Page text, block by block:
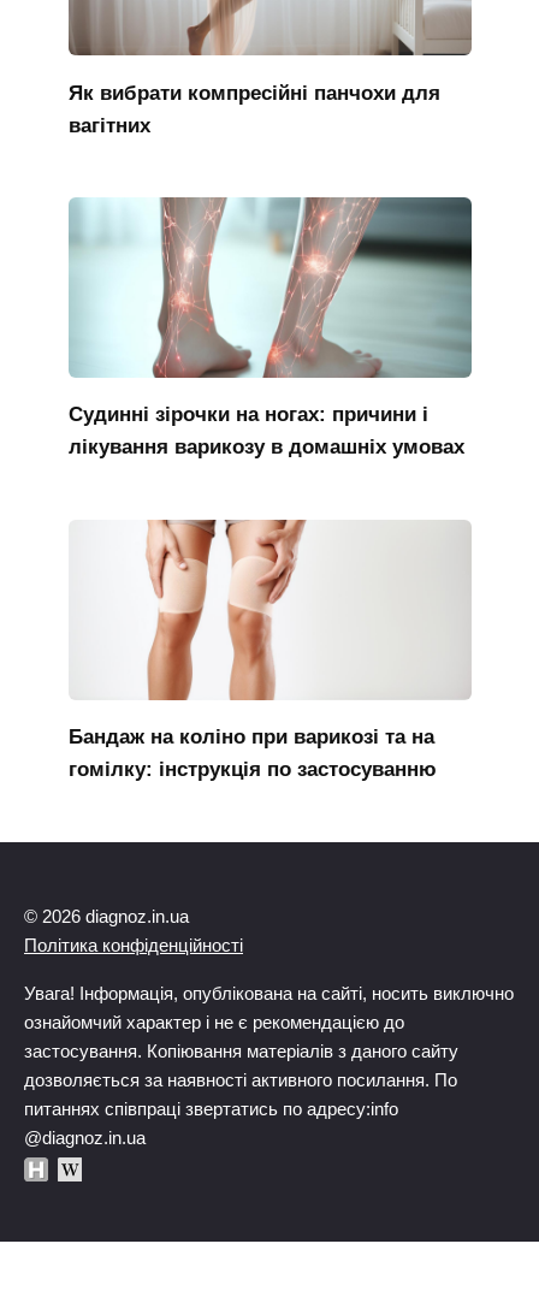
Як вибрати компресійні панчохи для
вагітних
Судинні зірочки на ногах: причини і
лікування варикозу в домашніх умовах
Бандаж на коліно при варикозі та на
гомілку: інструкція по застосуванню
© 2026 diagnoz.in.ua
Політика конфіденційності
Увага! Інформація, опублікована на сайті, носить виключно
ознайомчий характер і не є рекомендацією до
застосування. Копіювання матеріалів з даного сайту
дозволяється за наявності активного посилання. По
питаннях співпраці звертатись по адресу:info
@diagnoz.in.ua